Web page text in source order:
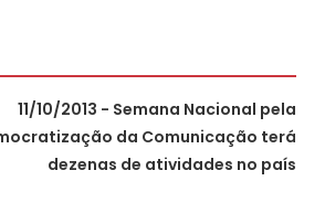
11/10/2013 - Semana Nacional pela
da Comunicação terá
dezenas de atividades no país